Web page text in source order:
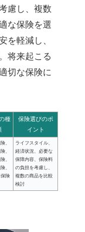
慮し、複数
な保険を選
を軽減し、
将来起こる
切な保険に
種
保険選びのポ
イント
、
、
、
、
保険
ライフスタイル、
経済状況、必要な
保障内容、保険料
の負担を考慮し、
複数の商品を比較
検討